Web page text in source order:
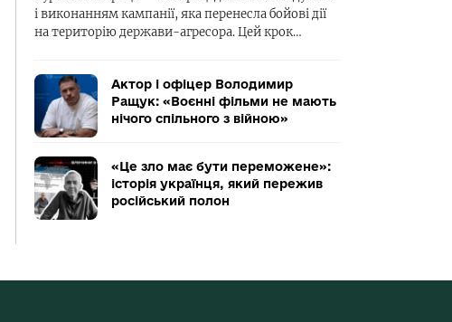
і виконанням кампанії, яка перенесла бойові дії
на територію держави-агресора. Цей крок…
Актор і офіцер Володимир
Ращук: «Воєнні фільми не мають
нічого спільного з війною»
«Це зло має бути переможене»:
історія українця, який пережив
російський полон